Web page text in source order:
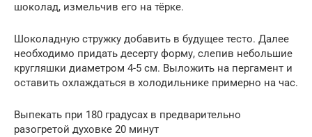
шоколад, измельчив его на тёрке.
Шоколадную стружку добавить в будущее тесто. Далее
необходимо придать десерту форму, слепив небольшие
кругляшки диаметром 4-5 см. Выложить на пергамент и
оставить охлаждаться в холодильнике примерно на час.
Выпекать при 180 градусах в предварительно
разогретой духовке 20 минут